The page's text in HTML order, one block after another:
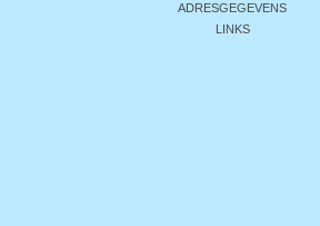
ADRESGEGEVENS
LINKS